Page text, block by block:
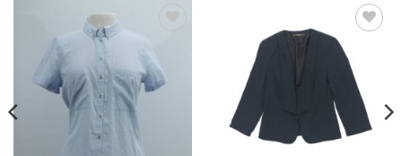
lista de
deseos
lista de
deseos